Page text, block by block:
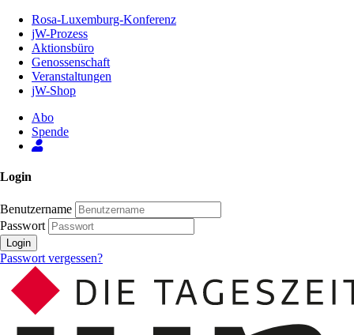
Inhalt
Seite
Rosa-Luxemburg-Konferenz
jW-Prozess
Aktionsbüro
Genossenschaft
Veranstaltungen
jW-Shop
Abo
Spende
Login
Benutzername
Passwort
Login
Passwort vergessen?